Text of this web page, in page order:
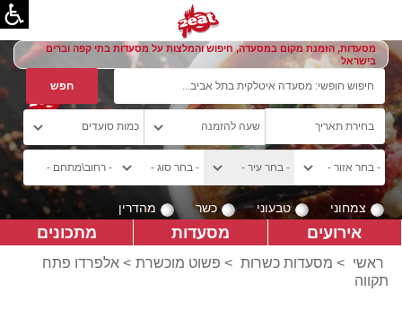
מסעדות, הזמנת מקום במסעדה, חיפוש והמלצות על מסעדות בתי קפה וברים
בישראל
צמחוני טבעוני כשר מהדרין
אירועים מסעדות מתכונים
ראשי > מסעדות כשרות > פשוט מוכשרת > אלפרדו פתח
תקווה